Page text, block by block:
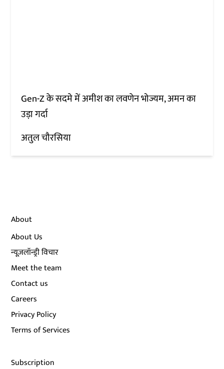
Gen-Z के सदमे में अमीश का लवणेन भोज्यम, अमन का
उड़ा गर्दा
अतुल चौरसिया
About
About Us
न्यूज़लॉन्ड्री विचार
Meet the team
Contact us
Careers
Privacy Policy
Terms of Services
Subscription